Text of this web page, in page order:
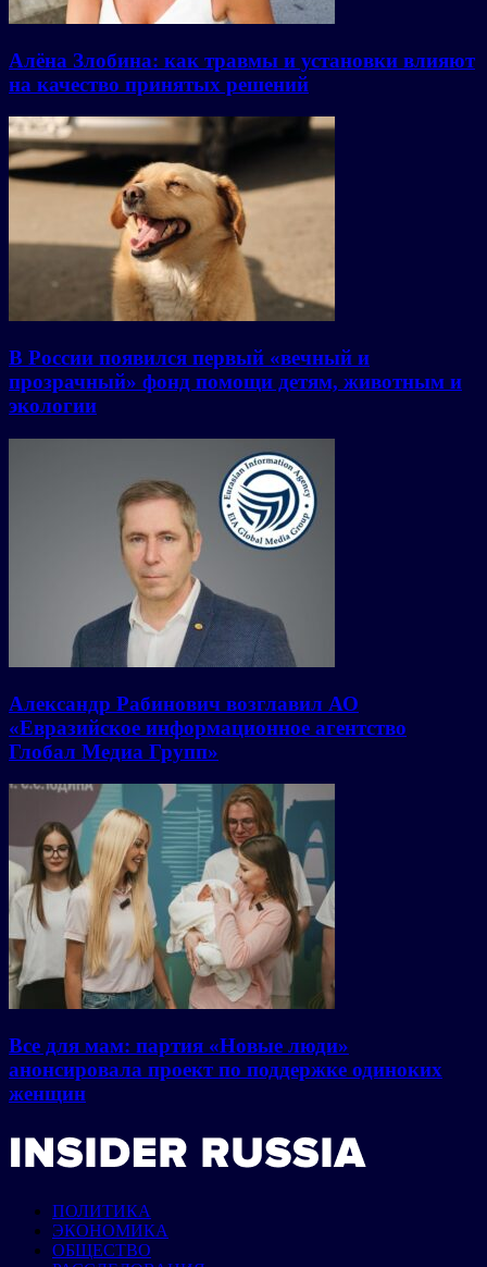
Алёна Злобина: как травмы и установки влияют
на качество принятых решений
В России появился первый «вечный и
прозрачный» фонд помощи детям, животным и
экологии
Александр Рабинович возглавил АО
«Евразийское информационное агентство
Глобал Медиа Групп»
Все для мам: партия «Новые люди»
анонсировала проект по поддержке одиноких
женщин
ПОЛИТИКА
ЭКОНОМИКА
ОБЩЕСТВО